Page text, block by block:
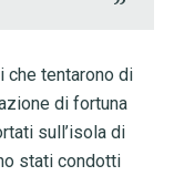
che tentarono di
di fortuna
sull’isola di
stati condotti